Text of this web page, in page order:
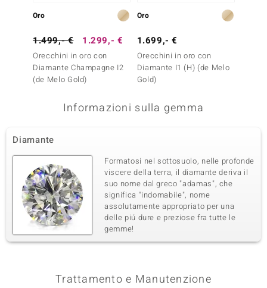
Australia
Quarta pietra preziosa
Varietà delle gemme
Diamante Argyle Rose de
France SI1
Quantità e dimensione
12 à 1,1 mm
Somma del peso in carati Taglio
Taglio Brillante Rotondo
pavé
Oro
1.499,- € 1.299,- €
Orecchini in oro con
Diamante Champagne I2
(de Melo Gold)
Oro
1.699,- €
Orecchini in oro con
Diamante I1 (H) (de Melo
Gold)
Informazioni sulla gemma
Diamante
Formatosi nel sottosuolo, nelle profonde
viscere della terra, il diamante deriva il
suo nome dal greco "adamas", che
significa "indomabile", nome
assolutamente appropriato per una
delle piú dure e preziose fra tutte le
gemme!
Trattamento e Manutenzione